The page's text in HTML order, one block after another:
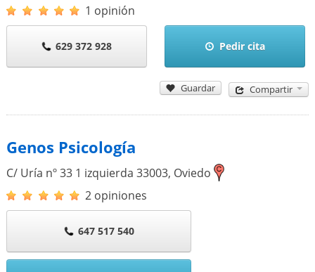
1 opinión
629 372 928 Pedir cita
Guardar Compartir
Genos Psicología
C/ Uría nº 33 1 izquierda 33003, Oviedo
2 opiniones
647 517 540